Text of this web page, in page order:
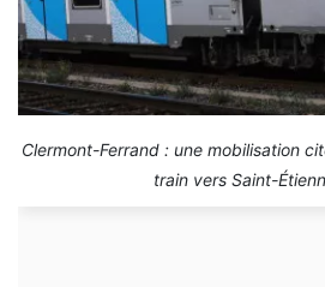
Clermont-Ferrand : une mobilisation
train vers Saint-